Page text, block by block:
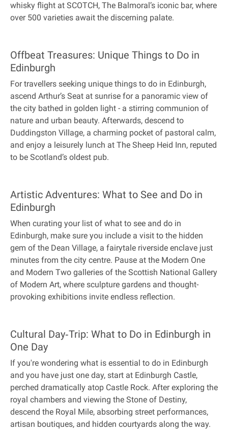
whisky flight at SCOTCH, The Balmoral’s iconic bar, where
over 500 varieties await the discerning palate.
Offbeat Treasures: Unique Things to Do in
Edinburgh
For travellers seeking unique things to do in Edinburgh,
ascend Arthur’s Seat at sunrise for a panoramic view of
the city bathed in golden light - a stirring communion of
nature and urban beauty. Afterwards, descend to
Duddingston Village, a charming pocket of pastoral calm,
and enjoy a leisurely lunch at The Sheep Heid Inn, reputed
to be Scotland’s oldest pub.
Artistic Adventures: What to See and Do in
Edinburgh
When curating your list of what to see and do in
Edinburgh, make sure you include a visit to the hidden
gem of the Dean Village, a fairytale riverside enclave just
minutes from the city centre. Pause at the Modern One
and Modern Two galleries of the Scottish National Gallery
of Modern Art, where sculpture gardens and thought-
provoking exhibitions invite endless reflection.
Cultural Day‐Trip: What to Do in Edinburgh in
One Day
If you're wondering what is essential to do in Edinburgh
and you have just one day, start at Edinburgh Castle,
perched dramatically atop Castle Rock. After exploring the
royal chambers and viewing the Stone of Destiny,
descend the Royal Mile, absorbing street performances,
artisan boutiques, and hidden courtyards along the way.